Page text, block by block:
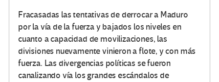
Fracasadas las tentativas de derrocar a Maduro
por la vía de la fuerza y bajados los niveles en
cuanto a capacidad de movilizaciones, las
divisiones nuevamente vinieron a flote, y con más
fuerza. Las divergencias políticas se fueron
canalizando vía los grandes escándalos de